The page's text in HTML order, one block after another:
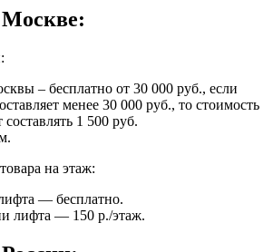
Москве:
– бесплатно от 30 000 руб., если
менее 30 000 руб., то стоимость
составлять 1 500 руб.
на этаж:
— бесплатно.
лифта — 150 р./этаж.